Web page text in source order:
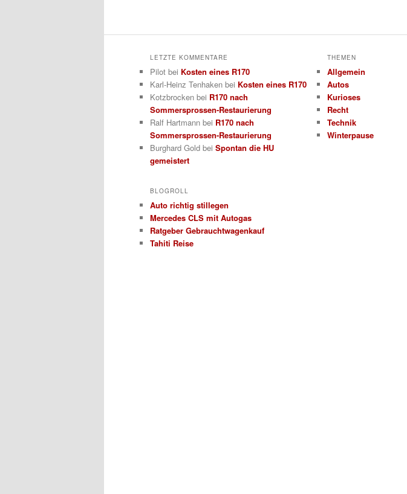
LETZTE KOMMENTARE
Pilot bei Kosten eines R170
Karl-Heinz Tenhaken bei Kosten eines R170
Kotzbrocken bei R170 nach
Sommersprossen-Restaurierung
Ralf Hartmann bei R170 nach
Sommersprossen-Restaurierung
Burghard Gold bei Spontan die HU
gemeistert
BLOGROLL
Auto richtig stillegen
Mercedes CLS mit Autogas
Ratgeber Gebrauchtwagenkauf
Tahiti Reise
THEMEN
Allgemein
Autos
Kurioses
Recht
Technik
Winterpause